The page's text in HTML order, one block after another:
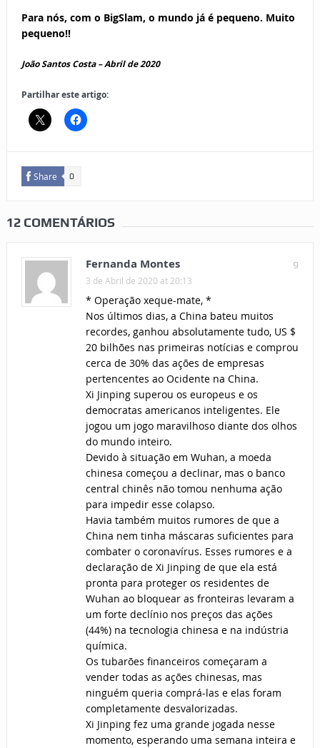
Para nós, com o BigSlam, o mundo já é pequeno. Muito
pequeno!!
João Santos Costa – Abril de 2020
Partilhar este artigo:
Share 0
12 COMENTÁRIOS
9
Fernanda Montes
3 de Abril de 2020 at 20:13
* Operação xeque-mate, *
Nos últimos dias, a China bateu muitos
recordes, ganhou absolutamente tudo, US $
20 bilhões nas primeiras notícias e comprou
cerca de 30% das ações de empresas
pertencentes ao Ocidente na China.
Xi Jinping superou os europeus e os
democratas americanos inteligentes. Ele
jogou um jogo maravilhoso diante dos olhos
do mundo inteiro.
Devido à situação em Wuhan, a moeda
chinesa começou a declinar, mas o banco
central chinês não tomou nenhuma ação
para impedir esse colapso.
Havia também muitos rumores de que a
China nem tinha máscaras suficientes para
combater o coronavírus. Esses rumores e a
declaração de Xi Jinping de que ela está
pronta para proteger os residentes de
Wuhan ao bloquear as fronteiras levaram a
um forte declínio nos preços das ações
(44%) na tecnologia chinesa e na indústria
química.
Os tubarões financeiros começaram a
vender todas as ações chinesas, mas
ninguém queria comprá-las e elas foram
completamente desvalorizadas.
Xi Jinping fez uma grande jogada nesse
momento, esperando uma semana inteira e